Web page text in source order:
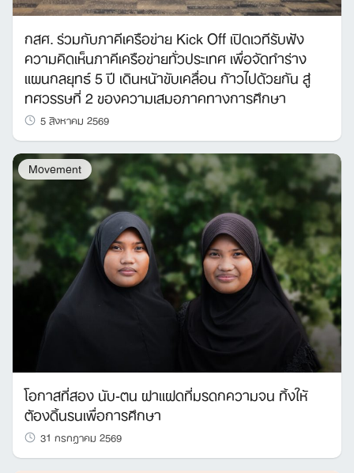
กสศ. ร่วมกับภาคีเครือข่าย Kick Off เปิดเวทีรับฟัง
ความคิดเห็นภาคีเครือข่ายทั่วประเทศ เพื่อจัดทำร่าง
แผนกลยุทธ์ 5 ปี เดินหน้าขับเคลื่อน ก้าวไปด้วยกัน สู่
ทศวรรษที่ 2 ของความเสมอภาคทางการศึกษา
5 สิงหาคม 2569
Movement
โอกาสที่สอง นับ-ตน ฝาแฝดที่มรดกความจน ทิ้งให้
ต้องดิ้นรนเพื่อการศึกษา
31 กรกฎาคม 2569